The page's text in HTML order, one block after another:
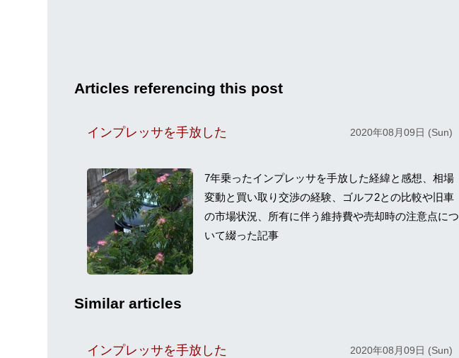
Articles referencing this post
インプレッサを手放した 2020年08月09日 (Sun)
7年乗ったインプレッサを手放した経緯と感想、相場
変動と買い取り交渉の経験、ゴルフ2との比較や旧車
の市場状況、所有に伴う維持費や売却時の注意点につ
いて綴った記事
Similar articles
インプレッサを手放した 2020年08月09日 (Sun)